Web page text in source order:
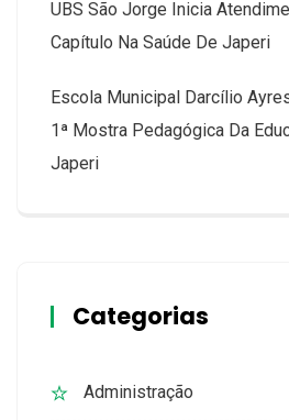
UBS São Jorge Inicia
Capítulo Na Saúde De Japeri
Escola Municipal Darcílio
1ª Mostra Pedagógica Da
Japeri
Categorias
Administração